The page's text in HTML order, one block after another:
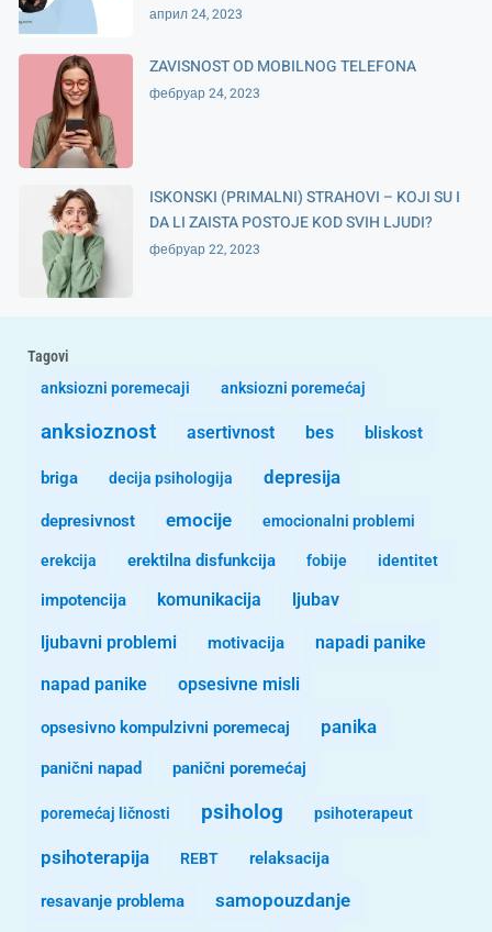
април 24, 2023
ZAVISNOST OD MOBILNOG TELEFONA
фебруар 24, 2023
ISKONSKI (PRIMALNI) STRAHOVI – KOJI SU I
DA LI ZAISTA POSTOJE KOD SVIH LJUDI?
фебруар 22, 2023
Tagovi
anksiozni poremecaji
anksiozni poremećaj
anksioznost asertivnost bes bliskost
briga decija psihologija depresija
depresivnost emocije emocionalni problemi
erekcija erektilna disfunkcija fobije identitet
impotencija komunikacija ljubav
ljubavni problemi motivacija napadi panike
napad panike opsesivne misli
opsesivno kompulzivni poremecaj panika
panični napad panični poremećaj
poremećaj ličnosti psiholog psihoterapeut
psihoterapija REBT relaksacija
resavanje problema samopouzdanje